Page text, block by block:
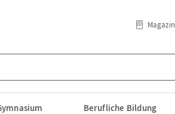
Magazin
Berufliche Bildung